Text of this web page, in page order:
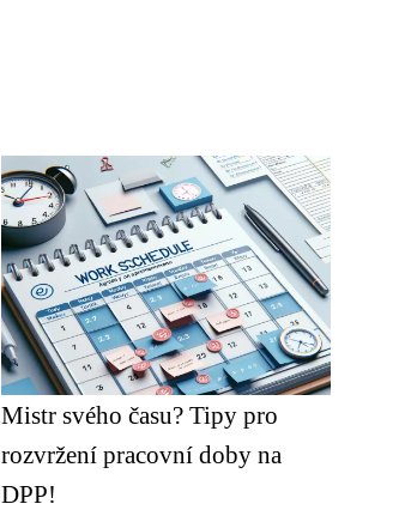
Mistr svého času? Tipy pro
rozvržení pracovní doby na
DPP!